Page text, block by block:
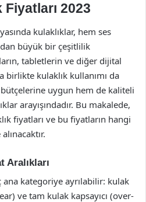
Fiyatları 2023
kulaklıklar, hem ses
büyük bir çeşitlilik
tabletlerin ve diğer dijital
birlikte kulaklık kullanımı da
bütçelerine uygun hem de kaliteli
arayışındadır. Bu makalede,
fiyatları ve bu fiyatların hangi
Aralıkları
ana kategoriye ayrılabilir: kulak
ve tam kulak kapsayıcı (over-